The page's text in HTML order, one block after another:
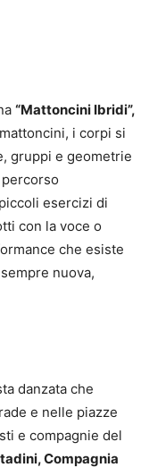
“Mattoncini Ibridi”,
i corpi si
gruppi e geometrie
esercizi di
con la voce o
che esiste
nuova,
danzata che
e nelle piazze
e compagnie del
Compagnia